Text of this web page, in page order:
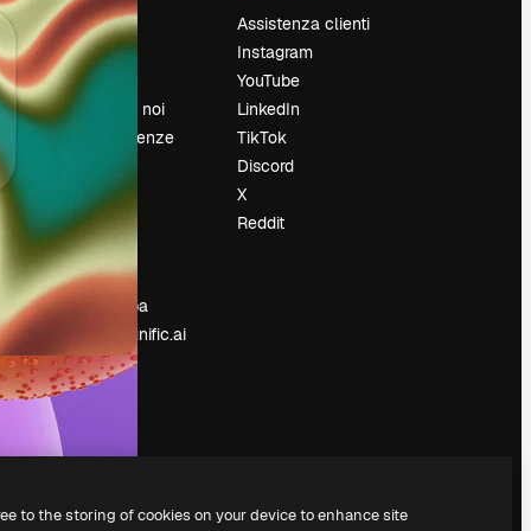
Prezzi
Chi siamo
Recensioni
Lavora con noi
Cerca tendenze
Eventi
Slidesgo
Vendi i tuoi
contenuti
Sala stampa
Cerchi magnific.ai
Assistenza clienti
Instagram
YouTube
LinkedIn
TikTok
Discord
X
Reddit
to the storing of cookies on your device to enhance site